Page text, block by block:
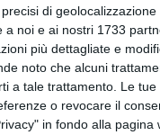
di
noi e ai nostri 1733
più dettagliate e
noto che alcuni
a tale trattamento. Le
o revocare il
in fondo alla pagina
Capriati
del colonnello